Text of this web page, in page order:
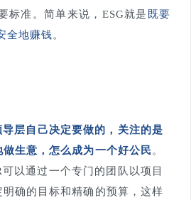
标准。简单来说，ESG就是 既要
全地赚钱。
导层自己决定要做的，关注的是
生意，怎么成为一个好公民。
以通过一个专门的团队以项目
确的目标和精确的预算，这样